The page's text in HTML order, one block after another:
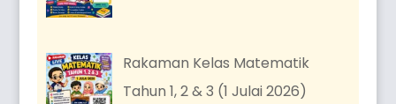
Rakaman Kelas Matematik
Tahun 1, 2 & 3 (1 Julai 2026)